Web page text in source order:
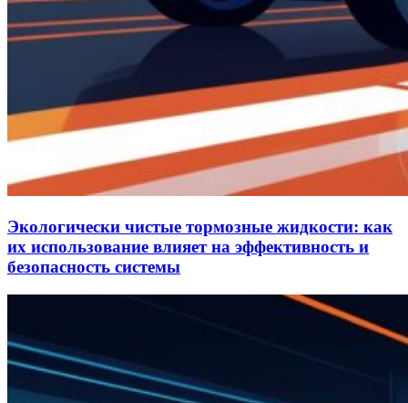
Экологически чистые тормозные жидкости: как
их использование влияет на эффективность и
безопасность системы